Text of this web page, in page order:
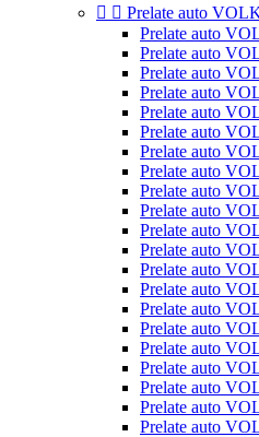
  Prelate auto
Prelate auto
Prelate auto
Prelate auto
Prelate auto
Prelate auto
Prelate auto
Prelate auto
Prelate auto
Prelate auto
Prelate auto
Prelate auto
Prelate auto
Prelate auto
Prelate auto
Prelate auto
Prelate auto
Prelate auto
Prelate auto
Prelate auto
Prelate auto
Prelate auto